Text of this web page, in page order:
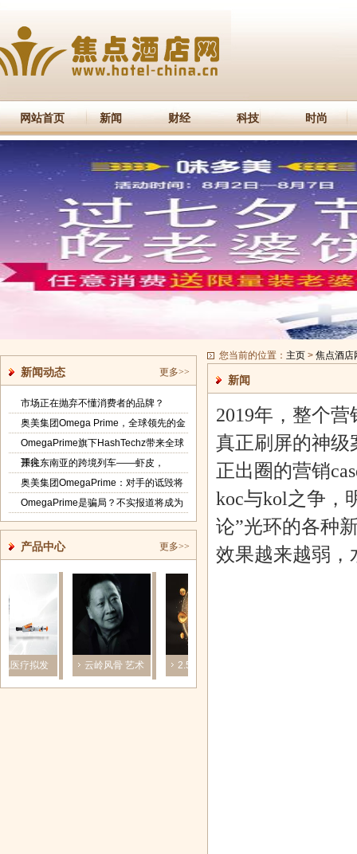
网站首页 新闻 财经 科技 时尚
更多>>
新闻动态
市场正在抛弃不懂消费者的品牌？
奥美集团Omega Prime，全球领先的金
OmegaPrime旗下HashTechz带来全球
顶尖
开往东南亚的跨境列车——虾皮，
奥美集团OmegaPrime：对手的诋毁将
OmegaPrime是骗局？不实报道将成为
更多>>
产品中心
疗拟发
元可转
云岭风骨 艺术
历程—劳伟
2.5亿脱发者的
大数据与大
您当前的位置： 主页 > 焦点酒店
新闻
2019年，整个
真正刷屏的神级
正出圈的营销
koc与kol之争，
论”光环的各种
效果越来越弱，